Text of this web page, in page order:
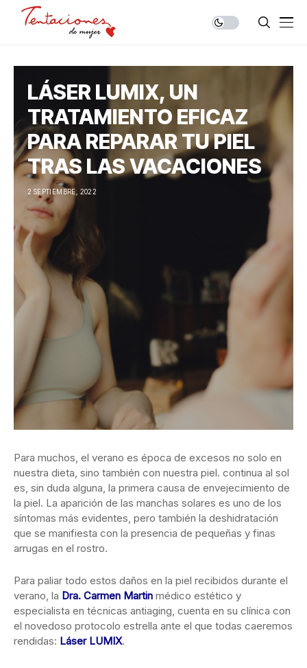
LÁSER LUMIX, UN
TRATAMIENTO EFICAZ
PARA REPARAR TU PIEL
TRAS LAS VACACIONES
2 SEPTIEMBRE, 2022
Para muchos, el verano es época de excesos no solo en
nuestra dieta, sino también con nuestra piel. continua al sol
es, sin duda alguna, la primera causa de envejecimiento de
la piel. La aparición de las manchas solares es uno de los
síntomas más evidentes, pero también la deshidratación
que se manifiesta con la presencia de pequeñas y finas
arrugas en el rostro.
Para paliar todo estos daños en la piel recibidos durante el
verano, la Dra. Carmen Martin médico estético y
especialista en técnicas antiaging, cuenta en su clínica con
el novedoso protocolo estrella ante el que todas caeremos
rendidas: Láser LUMIX.